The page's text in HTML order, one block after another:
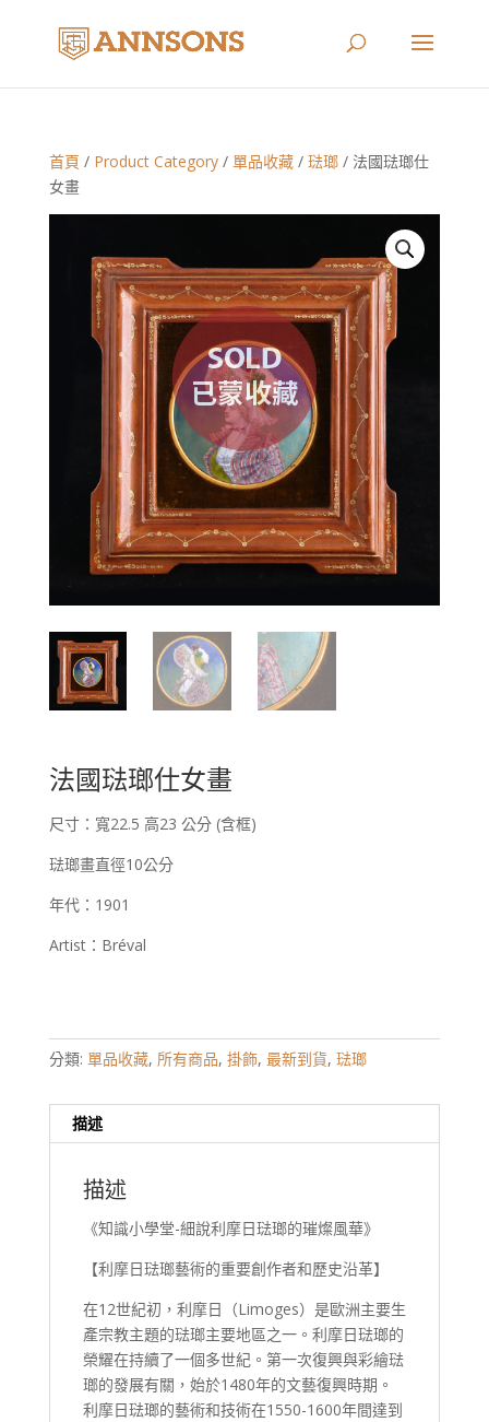
首頁 / Product Category/ 單品收藏/ 琺瑯/ 法國琺瑯仕
女畫
法國琺瑯仕女畫
尺寸：寬22.5 高23 公分 (含框)
琺瑯畫直徑10公分
年代：1901
Artist：Bréval
分類: 單品收藏, 所有商品, 掛飾, 最新到貨, 琺瑯
描述
描述
《知識小學堂-細說利摩日琺瑯的璀燦風華》
【利摩日琺瑯藝術的重要創作者和歷史沿革】
在12世紀初，利摩日（Limoges）是歐洲主要生
產宗教主題的琺瑯主要地區之一。利摩日琺瑯的
榮耀在持續了一個多世紀。第一次復興與彩繪琺
瑯的發展有關，始於1480年的文藝復興時期。
利摩日琺瑯的藝術和技術在1550-1600年間達到